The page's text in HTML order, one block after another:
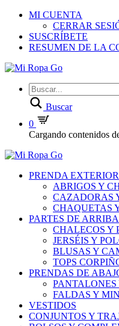
MI CUENTA
CERRAR
SUSCRÍBETE
RESUMEN DE LA
Buscar
0
Cargando contenidos
PRENDA EXTERIOR
ABRIGOS Y
CAZADORAS
CHAQUETAS
PARTES DE ARRIBA
CHALECOS Y
JERSÉIS Y
BLUSAS Y
TOPS
PRENDAS DE
FALDAS Y
VESTIDOS
CONJUNTOS Y